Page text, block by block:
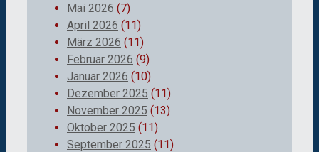
Mai 2026 (7)
April 2026 (11)
März 2026 (11)
Februar 2026 (9)
Januar 2026 (10)
Dezember 2025 (11)
November 2025 (13)
Oktober 2025 (11)
September 2025 (11)